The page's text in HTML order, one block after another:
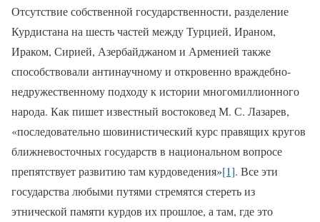
Отсутствие собственной государственности, разделение
Курдистана на шесть частей между Турцией, Ираном,
Ираком, Сирией, Азербайджаном и Арменией также
способствовали антинаучному и откровенно враждебно-
недружественному подходу к истории многомиллионного
народа. Как пишет известный востоковед М. С. Лазарев,
«последовательно шовинистический курс правящих кругов
ближневосточных государств в национальном вопросе
препятствует развитию там курдоведения»[1]. Все эти
государства любыми путями стремятся стереть из
этнической памяти курдов их прошлое, а там, где это